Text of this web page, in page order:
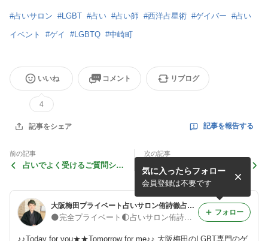
#占いサロン #LGBT #占い #占い師 #西洋占星術 #ゲイバー #占い
イベント #ゲイ #LGBTQ #中崎町
いいね
4
コメント リブログ
記事をシェア 記事を報告する
前の記事
占いでよく受けるご質問シリ
次の記事
2025年11月10日～11月29日
水星逆行
大阪梅田プライベート占いサロン侑詩徹占のブログ
🌑完全プライベート🌓占いサロン侑詩徹占🌕
♪♪Today for you★★Tomorrow for me♪♪ 大阪梅田のLGBT専門のゲ
気に入ったらフォロー
会員登録は不要です
フォロー